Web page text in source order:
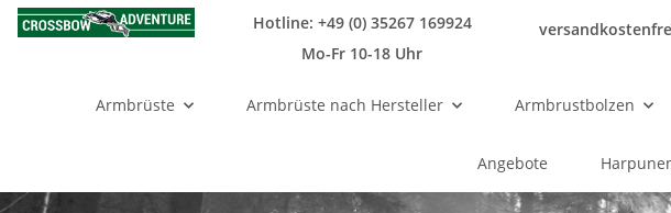
Hotline: +49 (0) 35267 169924
Mo-Fr 10-18 Uhr
Armbrüste Armbrüste nach Hersteller Armbrustbolzen
Angebote